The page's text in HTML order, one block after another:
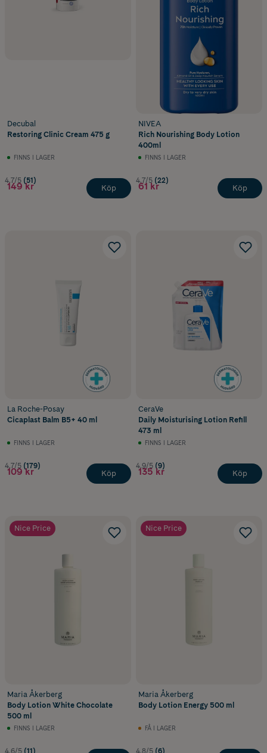
Decubal
Restoring Clinic Cream 475 g
FINNS I LAGER
4.7/5 (51)
149 kr Köp
NIVEA
Rich Nourishing Body Lotion
400ml
FINNS I LAGER
4.7/5 (22)
61 kr Köp
La Roche-Posay
Cicaplast Balm B5+ 40 ml
FINNS I LAGER
4.7/5 (179)
109 kr Köp
CeraVe
Daily Moisturising Lotion Refill
473 ml
FINNS I LAGER
4.9/5 (9)
135 kr Köp
Nice Price
Maria Åkerberg
Body Lotion White Chocolate
500 ml
FINNS I LAGER
4.6/5 (11)
Nice Price
Maria Åkerberg
Body Lotion Energy 500 ml
FÅ I LAGER
4.8/5 (6)